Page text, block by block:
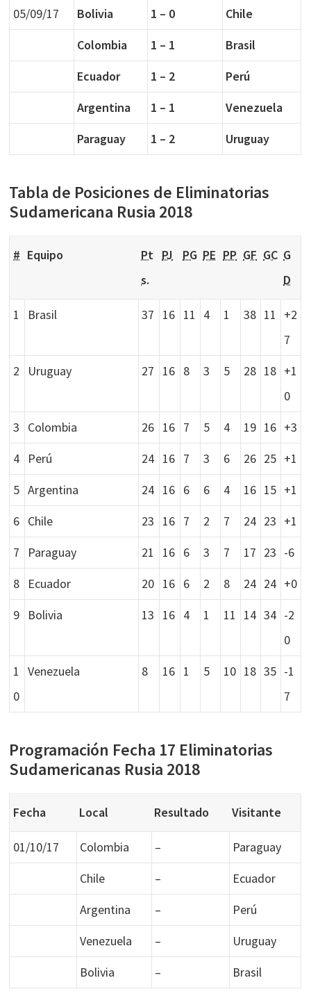
05/09/17 Bolivia 1 – 0
Chile
Colombia
1 – 1
Brasil
Ecuador
1 – 2
Perú
Argentina
1 – 1
Venezuela
Paraguay
1 – 2 Uruguay
Tabla de Posiciones de Eliminatorias
Sudamericana Rusia 2018
# Equipo
Pt
s.
PJ PG PE PP GF GC G
D
1 Brasil 37 16 11 4 1 38 11
+2
7
2
Uruguay 27 16 8 3 5 28 18 +1
0
3
Colombia 26 16 7 5 4 19 16 +3
4
Perú 24 16 7 3 6 26 25 +1
5 Argentina 24 16 6 6 4 16 15 +1
6 Chile 23 16 7 2 7 24 23 +1
7
Paraguay 21 16 6 3 7 17 23 -6
8
Ecuador 20 16 6 2 8 24 24 +0
9
Bolivia 13 16 4 1 11 14 34 -2
0
1
0
Venezuela 8 16 1 5 10 18 35 -1
7
Programación Fecha 17 Eliminatorias
Sudamericanas Rusia 2018
Fecha Local Resultado Visitante
01/10/17 Colombia –
Paraguay
Chile
–
Ecuador
Argentina
–
Perú
Venezuela
–
Uruguay
Bolivia
– Brasil